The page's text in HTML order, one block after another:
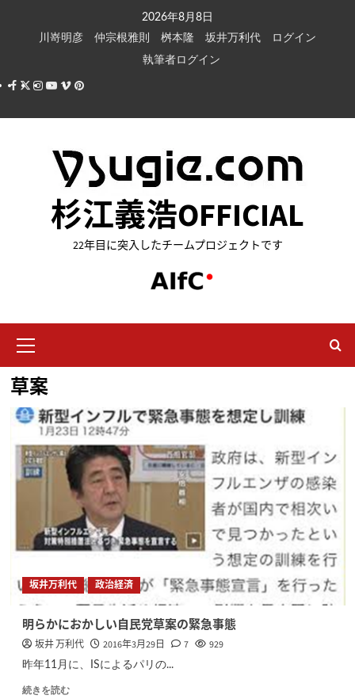
キ
2026年8月8日
川嵜明彦
仲宗根雅則 桝本隆 坂井万利代
ログイン
執筆者ログイン
Facebook
X Instagram
Youtube
VimeoPinterest
杉江義浩OFFICIAL
22年目に突入したチームプロジェクトです
イ
ン
メ
ュ
草案
坂井万利代 政治経済
明らかにおかしい自民党草案の緊急事態
坂井 万利代 2016年3月29日 7 929
昨年11月に、ISによるパリの...
続きを読む